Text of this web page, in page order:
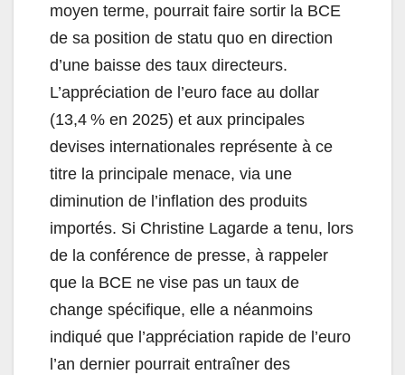
moyen terme, pourrait faire sortir la BCE
de sa position de statu quo en direction
d’une baisse des taux directeurs.
L’appréciation de l’euro face au dollar
(13,4 % en 2025) et aux principales
devises internationales représente à ce
titre la principale menace, via une
diminution de l’inflation des produits
importés. Si Christine Lagarde a tenu, lors
de la conférence de presse, à rappeler
que la BCE ne vise pas un taux de
change spécifique, elle a néanmoins
indiqué que l’appréciation rapide de l’euro
l’an dernier pourrait entraîner des